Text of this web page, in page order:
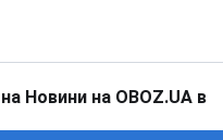
Новини на OBOZ.UA в